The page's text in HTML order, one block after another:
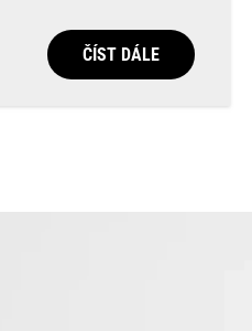
ČÍST DÁLE